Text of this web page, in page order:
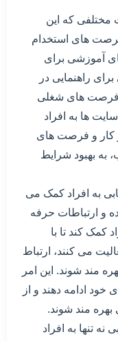
مختلفی که این
های استخدام
آموزشی برای
راهنمایی در
فرصت های شغلی
ها به افراد
کار و فرصت های
به بهبود شرایط
به افراد کمک می
و ارتباطات حرفه
کمک کند تا با
می کنند، ارتباط
مند شوند. این امر
خود ادامه دهند و از
مند شوند.
نه تنها به افراد